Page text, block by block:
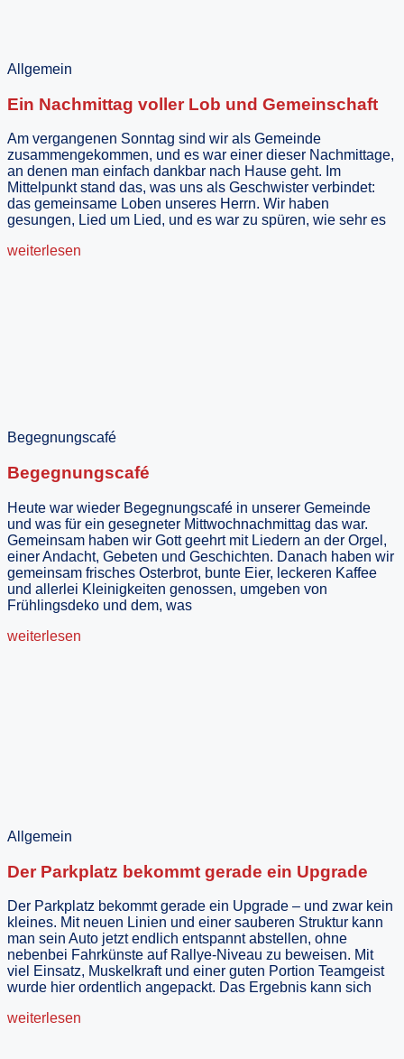
Allgemein
Ein Nachmittag voller Lob und Gemeinschaft
Am vergangenen Sonntag sind wir als Gemeinde
zusammengekommen, und es war einer dieser Nachmittage,
an denen man einfach dankbar nach Hause geht. Im
Mittelpunkt stand das, was uns als Geschwister verbindet:
das gemeinsame Loben unseres Herrn. Wir haben
gesungen, Lied um Lied, und es war zu spüren, wie sehr es
weiterlesen
Begegnungscafé
Begegnungscafé
Heute war wieder Begegnungscafé in unserer Gemeinde
und was für ein gesegneter Mittwochnachmittag das war.
Gemeinsam haben wir Gott geehrt mit Liedern an der Orgel,
einer Andacht, Gebeten und Geschichten. Danach haben wir
gemeinsam frisches Osterbrot, bunte Eier, leckeren Kaffee
und allerlei Kleinigkeiten genossen, umgeben von
Frühlingsdeko und dem, was
weiterlesen
Allgemein
Der Parkplatz bekommt gerade ein Upgrade
Der Parkplatz bekommt gerade ein Upgrade – und zwar kein
kleines. Mit neuen Linien und einer sauberen Struktur kann
man sein Auto jetzt endlich entspannt abstellen, ohne
nebenbei Fahrkünste auf Rallye-Niveau zu beweisen. Mit
viel Einsatz, Muskelkraft und einer guten Portion Teamgeist
wurde hier ordentlich angepackt. Das Ergebnis kann sich
weiterlesen